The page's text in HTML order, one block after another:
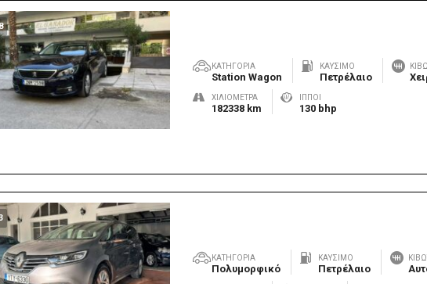
ΚΑΤΗΓΟΡΊΑ
Station Wagon
ΚΑΎΣΙΜΟ
Πετρέλαιο
ΧΙΛΙΌΜΕΤΡΑ
182338 km
ΊΠΠΟΙ
130 bhp
ΚΑΤΗΓΟΡΊΑ
Πολυμορφικό
ΚΑΎΣΙΜΟ
Πετρέλαιο